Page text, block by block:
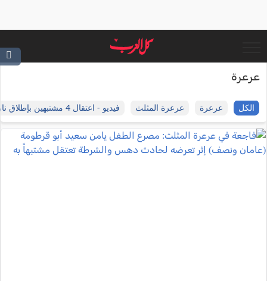
عرعرة
الكل عرعرة عرعرة المثلث فيديو - اعتقال 4 مشتبهين بإطلاق نار في عرعرة النقب